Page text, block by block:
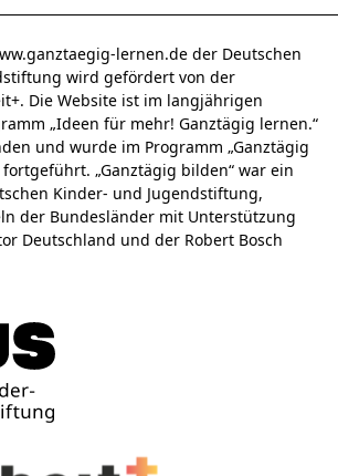
lernen.de der Deutschen
wird gefördert von der
Die Website ist im langjährigen
„Ideen für mehr! Ganztägig lernen.“
und wurde im Programm „Ganztägig
fortgeführt. „Ganztägig bilden“ war ein
Kinder- und Jugendstiftung,
der Bundesländer mit Unterstützung
Deutschland und der Robert Bosch